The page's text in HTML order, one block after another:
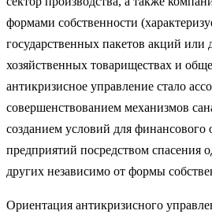
формами собст­венности
государственных пакетов акций или
хозяйственных товариществах и
антикризисное управление стало
совершенствова­нием механизмов
созданием условий для финан­сового
предприятий посредством спасения
других независимо от формы
Ориентация антикризисного